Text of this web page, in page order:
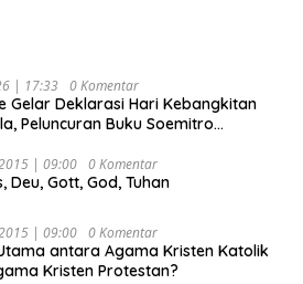
| 17:33 0 Komentar
Gelar Deklarasi Hari Kebangkitan
Peluncuran Buku Soemitro
& Simposium Nasional
Perekonomian Nasional dan
| 09:00 0 Komentar
Deu, Gott, God, Tuhan
| 09:00 0 Komentar
antara Agama Kristen Katolik
Kristen Protestan?